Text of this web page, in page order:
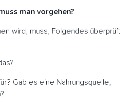
man vorgehen?
wird, muss, Folgendes überprüft
Gab es eine Nahrungsquelle,